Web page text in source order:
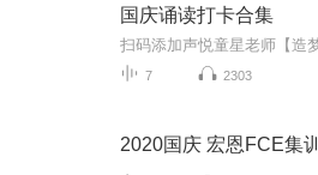
国庆诵读打卡合集
7 2303
2020国庆 宏恩FCE集训